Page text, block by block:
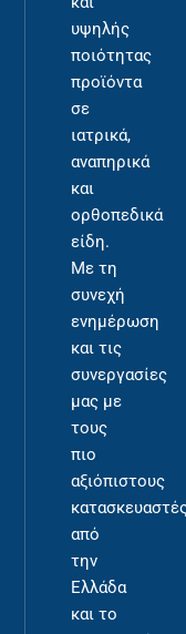
υψηλής
ποιότητας
προϊόντα
σε
ιατρικά,
αναπηρικά
και
ορθοπεδικά
είδη.
Με τη
συνεχή
ενημέρωση
και τις
συνεργασίες
μας με
τους
πιο
αξιόπιστους
από
την
Ελλάδα
και το